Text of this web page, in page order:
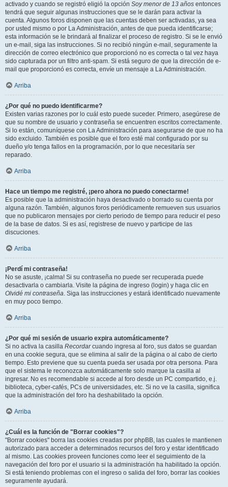
activado y cuando se registró eligió la opción Soy menor de 13 años entonces
tendrá que seguir algunas instrucciones que se le darán para activar la
cuenta. Algunos foros disponen que las cuentas deben ser activadas, ya sea
por usted mismo o por La Administración, antes de que pueda identificarse;
esta información se le brindará al finalizar el proceso de registro. Si se le envió
un e-mail, siga las instrucciones. Si no recibió ningún e-mail, seguramente la
dirección de correo electrónico que proporcionó no es correcta o tal vez haya
sido capturada por un filtro anti-spam. Si está seguro de que la dirección de e-
mail que proporcionó es correcta, envíe un mensaje a La Administración.
Arriba
¿Por qué no puedo identificarme?
Existen varias razones por lo cuál esto puede suceder. Primero, asegúrese de
que su nombre de usuario y contraseña se encuentren escritos correctamente.
Si lo están, comuníquese con La Administración para asegurarse de que no ha
sido excluido. También es posible que el foro esté mal configurado por su
dueño y/o tenga fallos en la programación, por lo que necesitaría ser
reparado.
Arriba
Hace un tiempo me registré, ¡pero ahora no puedo conectarme!
Es posible que la administración haya desactivado o borrado su cuenta por
alguna razón. También, algunos foros periódicamente remueven sus usuarios
que no publicaron mensajes por cierto periodo de tiempo para reducir el peso
de la base de datos. Si es así, registrese de nuevo y participe de las
discuciones.
Arriba
¡Perdí mi contraseña!
No se asuste, ¡calma! Si su contraseña no puede ser recuperada puede
desactivarla o cambiarla. Visite la página de ingreso (login) y haga clic en
Olvidé mi contraseña. Siga las instrucciones y estará identificado nuevamente
en muy poco tiempo.
Arriba
¿Por qué mi sesión de usuario expira automáticamente?
Si no activa la casilla Recordarcuando ingresa al foro, sus datos se guardan
en una cookie segura, que se elimina al salir de la página o al cabo de cierto
tiempo. Esto previene que su cuenta pueda ser usada por otra persona. Para
que el sistema le reconozca automáticamente solo marque la casilla al
ingresar. No es recomendable si accede al foro desde un PC compartido, e.j.
biblioteca, cyber-cafés, PCs de universidades, etc. Si no ve la casilla, significa
que la administración del foro ha deshabilitado la opción.
Arriba
¿Cuál es la función de "Borrar cookies"?
"Borrar cookies" borra las cookies creadas por phpBB, las cuales le mantienen
autorizado para acceder a determinados recursos del foro y estar identificado
al mismo. Las cookies proveen funciones como leer el seguimiento de la
navegación del foro por el usuario si la administración ha habilitado la opción.
Si está teniendo problemas con el ingreso o salida del foro, borrar las cookies
seguramente ayudará.